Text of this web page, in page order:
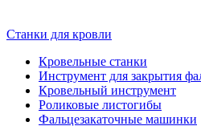
Станки для кровли
Кровельные станки
Инструмент для закрытия
Кровельный инструмент
Роликовые листогибы
Фальцезакаточные машинки